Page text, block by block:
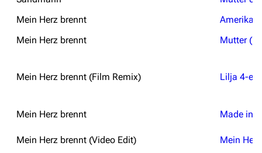
Mein Herz brennt
Amerika
Mein Herz brennt
Mutter
Mein Herz brennt (Film Remix) Lilja 4-
Mein Herz brennt Made in
Mein Herz brennt (Video Edit) Mein